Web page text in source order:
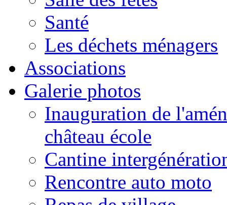
Santé
Les déchets ménagers
Associations
Galerie photos
Inauguration de
château école
Cantine
Rencontre auto moto